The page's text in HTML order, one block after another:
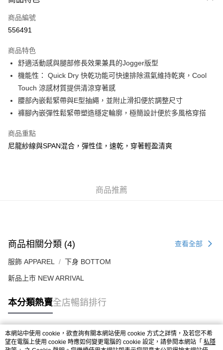
信用卡
Apple Pay
AlipayHK
WeChat Pay
送貨方式
每筆HK$50.00，滿HK$499.00或以上免運費
付款後順豐合作便利店
商品編號
556491
商品特色
舒適活動感與腿部修長效果兼具的Jogger版型
機能性： Quick Dry 快乾功能可快速排除濕氣維持乾爽，Cool
Touch 涼感材質提供清涼穿著感
腰部內嵌鬆緊帶與E型抽繩，並附止滑扣便於調整尺寸
褲腳內嵌彈性鬆緊帶塑造穩定輪廓，極簡設計便於多風格穿搭
商品重點
尼龍紗線與SPAN混合，彈性佳，速乾，穿著輕盈清爽
商品推薦
商品相關分類 (4) 查看全部
服飾 APPAREL 下身 BOTTOM
新品上市 NEW ARRIVAL
本分類熱賣全店暢銷排行
熱門標籤
本網站中使用 cookie，欲查詢有關本網站使用 cookie 方式之詳情，及若您不希
望在電腦上使用 cookie 時應如何變更電腦的 cookie 設定，請參閱本網站「 私隱